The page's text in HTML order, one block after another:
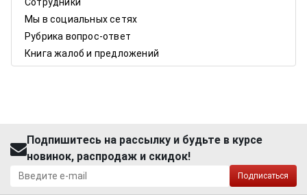
Мы в социальных сетях
Рубрика вопрос-ответ
Книга жалоб и предложений
Подпишитесь на рассылку и будьте в курсе
новинок, распродаж и скидок!
Подписаться